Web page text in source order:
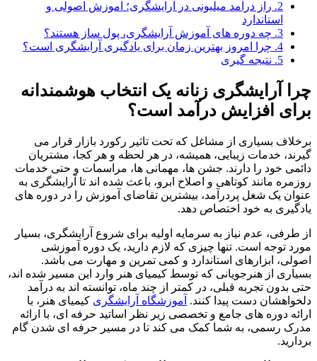
2. راز درآمد میلیونی در آرایشگری؛ آموزش اصولی و
استاندارد
3. چه دوره های آموزش آرایشگری، پول ساز هستند؟
4. چرا امروز بهترین زمان برای یادگیری آرایشگری است؟
5. نتیجه گیری
چرا آرایشگری زنانه یک انتخاب هوشمندانه
برای افزایش درآمد است؟
برخلاف بسیاری از مشاغل که تحت تاثیر رکورد بازار قرار می
گیرند، خدمات زیبایی، همیشه، در هر لحظه و هر کجا، مشتریان
دائمی خود را دارند. جشن ها، مهمانی ها، مراسمات و حتی خدمات
روزمره مانند کوتاهی و اصلاح ابرو، باعث شده اند تا آرایشگری به
عنوان یک شغل پردرآمد، بیشترین تقاضای آموزش را در دوره های
یادگیری به خود اختصاص دهد.
از طرفی، عدم نیاز به سرمایه اولیه برای شروع آرایشگری، بسیار
مورد توجه است. تنها چیزی که لازم دارید، یک دوره آموزشی
اصولی، ابزارهای استاندارد و کمی تمرین و مهارت می باشد.
بسیاری از هنرجویانی که توسط کیمیای هنر وارد این مسیر شده اند،
حتی بدون تجربه قبلی، در کمتر از چند ماه، توانسته اند به درآمد
دلخواهشان دست پیدا کنند. آموزشگاه آرایشگری کیمیای هنر، با
ارائه دوره های جامع و تخصصی زیر نظر اساتید حرفه ای، با ارائه
مدرک رسمی، به شما کمک می کند تا در مسیر حرفه ای شدن گام
بردارید.